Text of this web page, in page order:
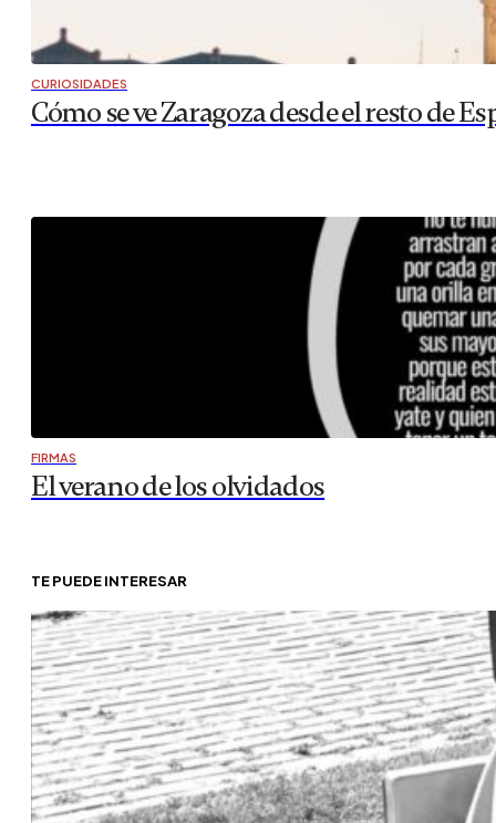
CURIOSIDADES
Cómo se ve Zaragoza desde el resto de
FIRMAS
El verano de los olvidados
TE PUEDE INTERESAR